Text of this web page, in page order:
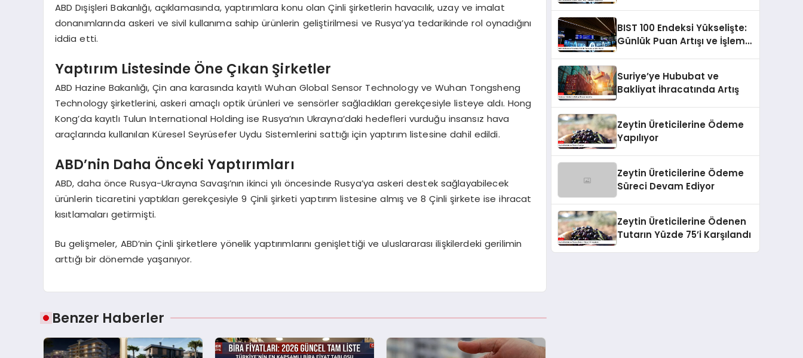
ABD Dışişleri Bakanlığı, açıklamasında, yaptırımlara konu olan Çinli şirketlerin havacılık, uzay ve imalat
donanımlarında askeri ve sivil kullanıma sahip ürünlerin geliştirilmesi ve Rusya’ya tedarikinde rol oynadığını
iddia etti.
Yaptırım Listesinde Öne Çıkan Şirketler
ABD Hazine Bakanlığı, Çin ana karasında kayıtlı Wuhan Global Sensor Technology ve Wuhan Tongsheng
Technology şirketlerini, askeri amaçlı optik ürünleri ve sensörler sağladıkları gerekçesiyle listeye aldı. Hong
Kong’da kayıtlı Tulun International Holding ise Rusya’nın Ukrayna’daki hedefleri vurduğu insansız hava
araçlarında kullanılan Küresel Seyrüsefer Uydu Sistemlerini sattığı için yaptırım listesine dahil edildi.
ABD’nin Daha Önceki Yaptırımları
ABD, daha önce Rusya-Ukrayna Savaşı’nın ikinci yılı öncesinde Rusya’ya askeri destek sağlayabilecek
ürünlerin ticaretini yaptıkları gerekçesiyle 9 Çinli şirketi yaptırım listesine almış ve 8 Çinli şirkete ise ihracat
kısıtlamaları getirmişti.
Bu gelişmeler, ABD’nin Çinli şirketlere yönelik yaptırımlarını genişlettiği ve uluslararası ilişkilerdeki gerilimin
arttığı bir dönemde yaşanıyor.
Benzer Haberler
BIST 100 Endeksi Yükselişte:
Günlük Puan Artışı ve İşlem
Suriye’ye Hububat ve
Bakliyat İhracatında Artış
Zeytin Üreticilerine Ödeme
Yapılıyor
Zeytin Üreticilerine Ödeme
Süreci Devam Ediyor
Zeytin Üreticilerine Ödenen
Tutarın Yüzde 75’i Karşılandı